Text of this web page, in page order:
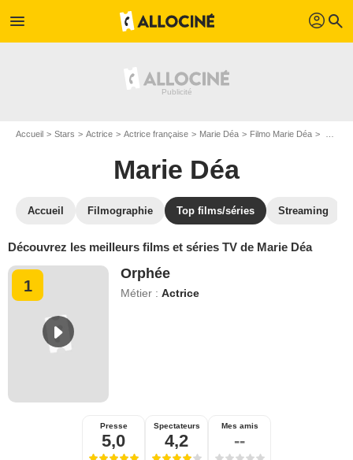
menu profil search
Accueil Stars Actrice Actrice française Marie Déa Filmo Marie Déa
Marie Déa
Accueil Filmographie Top films/séries Streaming
Découvrez les meilleurs films et séries TV de Marie Déa
1
Orphée
Métier :Actrice
Presse
5,0
Spectateurs
4,2
Mes amis
--